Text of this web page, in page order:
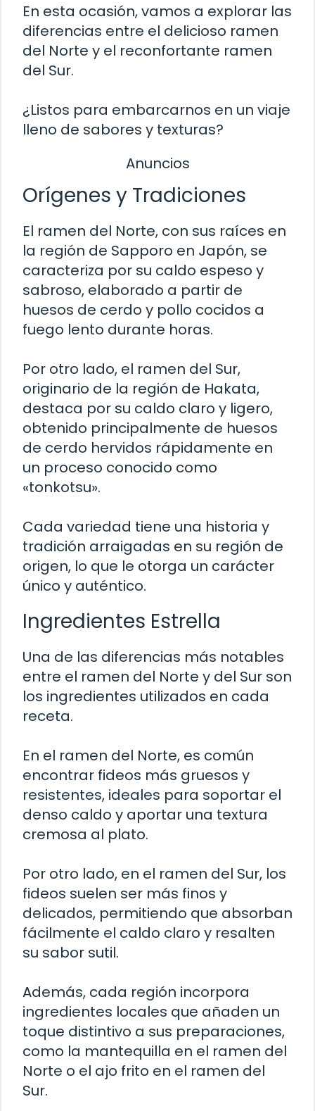
En esta ocasión, vamos a explorar las
diferencias entre el delicioso ramen
del Norte y el reconfortante ramen
del Sur.
¿Listos para embarcarnos en un viaje
lleno de sabores y texturas?
Anuncios
Orígenes y Tradiciones
El ramen del Norte, con sus raíces en
la región de Sapporo en Japón, se
caracteriza por su caldo espeso y
sabroso, elaborado a partir de
huesos de cerdo y pollo cocidos a
fuego lento durante horas.
Por otro lado, el ramen del Sur,
originario de la región de Hakata,
destaca por su caldo claro y ligero,
obtenido principalmente de huesos
de cerdo hervidos rápidamente en
un proceso conocido como
«tonkotsu».
Cada variedad tiene una historia y
tradición arraigadas en su región de
origen, lo que le otorga un carácter
único y auténtico.
Ingredientes Estrella
Una de las diferencias más notables
entre el ramen del Norte y del Sur son
los ingredientes utilizados en cada
receta.
En el ramen del Norte, es común
encontrar fideos más gruesos y
resistentes, ideales para soportar el
denso caldo y aportar una textura
cremosa al plato.
Por otro lado, en el ramen del Sur, los
fideos suelen ser más finos y
delicados, permitiendo que absorban
fácilmente el caldo claro y resalten
su sabor sutil.
Además, cada región incorpora
ingredientes locales que añaden un
toque distintivo a sus preparaciones,
como la mantequilla en el ramen del
Norte o el ajo frito en el ramen del
Sur.